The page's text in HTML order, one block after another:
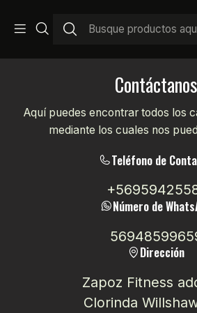
Contáctanos
Aquí puedes encontrar todos los
mediante los cuales nos
Teléfono de
Número de
Dirección
Zapoz Fitness
Clorinda